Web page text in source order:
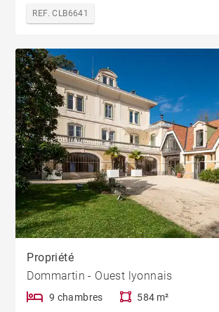
REF. CLB6641
Propriété
Dommartin - Ouest lyonnais
9 chambres 584 m²